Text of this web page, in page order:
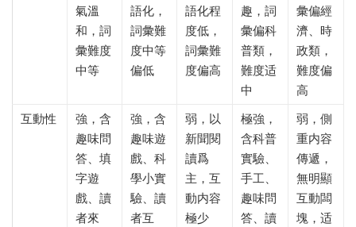
氣溫
和，詞
彙難度
中等
語化，
詞彙難
度中等
偏低
語化程
度低，
詞彙難
度偏高
趣，詞
彙偏科
普類，
難度适
中
彙偏經
濟、時
政類，
難度偏
高
互動性
強，含
趣味問
答、填
字遊
戲、讀
者來
強，含
趣味遊
戲、科
學小實
驗、讀
者互
弱，以
新聞閱
讀爲
主，互
動内容
極少
極強，
含科普
實驗、
手工、
趣味問
答、讀
弱，側
重内容
傳遞，
無明顯
互動闆
塊，适